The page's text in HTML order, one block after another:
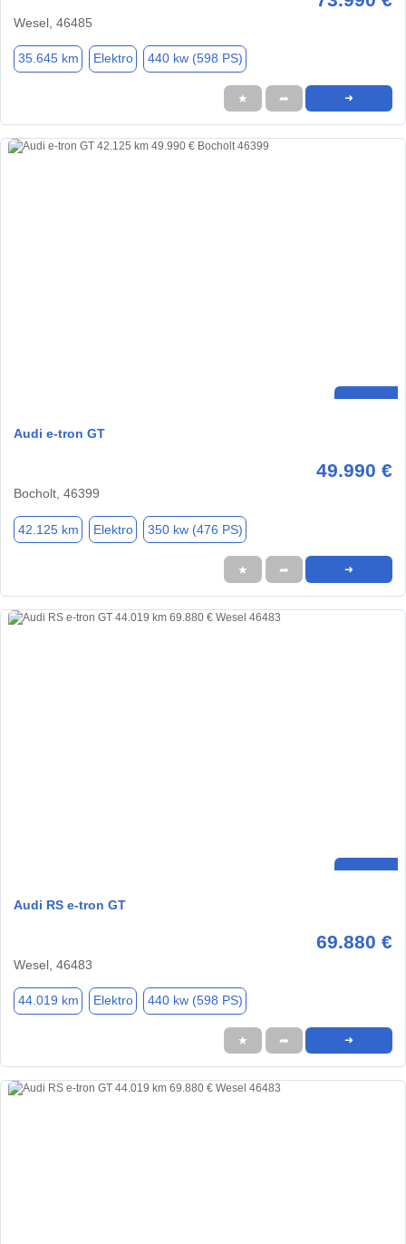
Wesel, 46485
35.645 km Elektro 440 kw (598 PS)
★ ➦ ➜
Audi e-tron GT
49.990 €
Bocholt, 46399
42.125 km Elektro 350 kw (476 PS)
★ ➦ ➜
Audi RS e-tron GT
69.880 €
Wesel, 46483
44.019 km Elektro 440 kw (598 PS)
★ ➦ ➜